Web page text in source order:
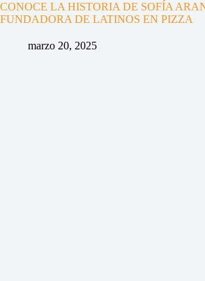
CONOCE LA HISTORIA DE SOFÍA
FUNDADORA DE LATINOS EN PIZZA
marzo 20, 2025